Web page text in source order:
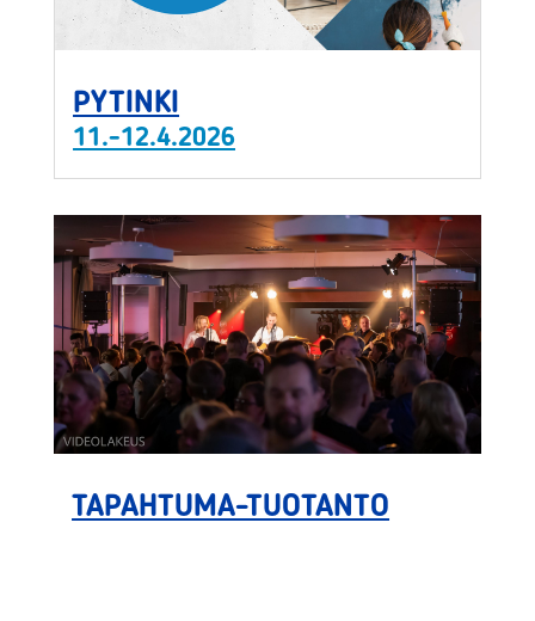
PYTINKI
11.-12.4.2026
TAPAHTUMA-TUOTANTO